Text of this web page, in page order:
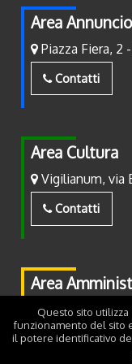
Area
Piazza Fiera, 2
Contatti
Area Cultura
Vigilianum, via
Contatti
Area
Piazza Fiera, 2
Contatti
Questo sito
funzionamento del sito
il potere identificativo